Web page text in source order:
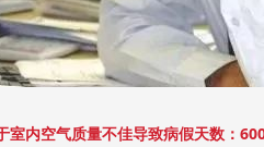
室内空气质量不佳导致病假天数：